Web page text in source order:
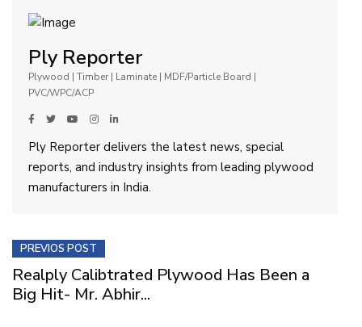
Ply Reporter
Plywood | Timber | Laminate | MDF/Particle Board |
PVC/WPC/ACP
Ply Reporter delivers the latest news, special
reports, and industry insights from leading plywood
manufacturers in India.
PREVIOS POST
Realply Calibtrated Plywood Has Been a
Big Hit- Mr. Abhir...